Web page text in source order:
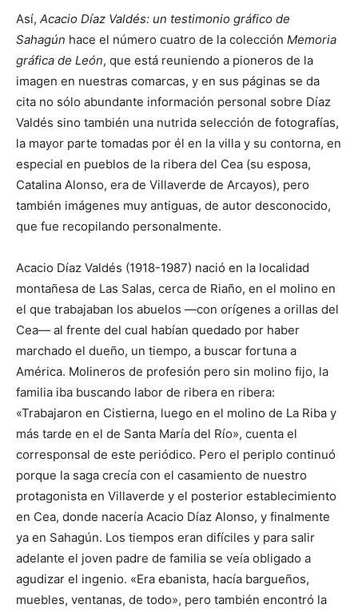
Así, Acacio Díaz Valdés: un testimonio gráfico de
Sahagún hace el número cuatro de la colección Memoria
gráfica de León, que está reuniendo a pioneros de la
imagen en nuestras comarcas, y en sus páginas se da
cita no sólo abundante información personal sobre Díaz
Valdés sino también una nutrida selección de fotografías,
la mayor parte tomadas por él en la villa y su contorna, en
especial en pueblos de la ribera del Cea (su esposa,
Catalina Alonso, era de Villaverde de Arcayos), pero
también imágenes muy antiguas, de autor desconocido,
que fue recopilando personalmente.
Acacio Díaz Valdés (1918-1987) nació en la localidad
montañesa de Las Salas, cerca de Riaño, en el molino en
el que trabajaban los abuelos —con orígenes a orillas del
Cea— al frente del cual habían quedado por haber
marchado el dueño, un tiempo, a buscar fortuna a
América. Molineros de profesión pero sin molino fijo, la
familia iba buscando labor de ribera en ribera:
«Trabajaron en Cistierna, luego en el molino de La Riba y
más tarde en el de Santa María del Río», cuenta el
corresponsal de este periódico. Pero el periplo continuó
porque la saga crecía con el casamiento de nuestro
protagonista en Villaverde y el posterior establecimiento
en Cea, donde nacería Acacio Díaz Alonso, y finalmente
ya en Sahagún. Los tiempos eran difíciles y para salir
adelante el joven padre de familia se veía obligado a
agudizar el ingenio. «Era ebanista, hacía bargueños,
muebles, ventanas, de todo», pero también encontró la